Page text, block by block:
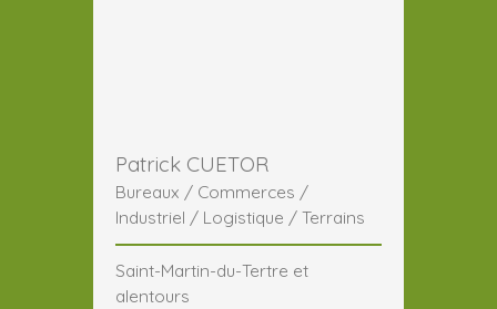
Patrick CUETOR
Bureaux / Commerces /
Industriel / Logistique / Terrains
Saint-Martin-du-Tertre et
alentours